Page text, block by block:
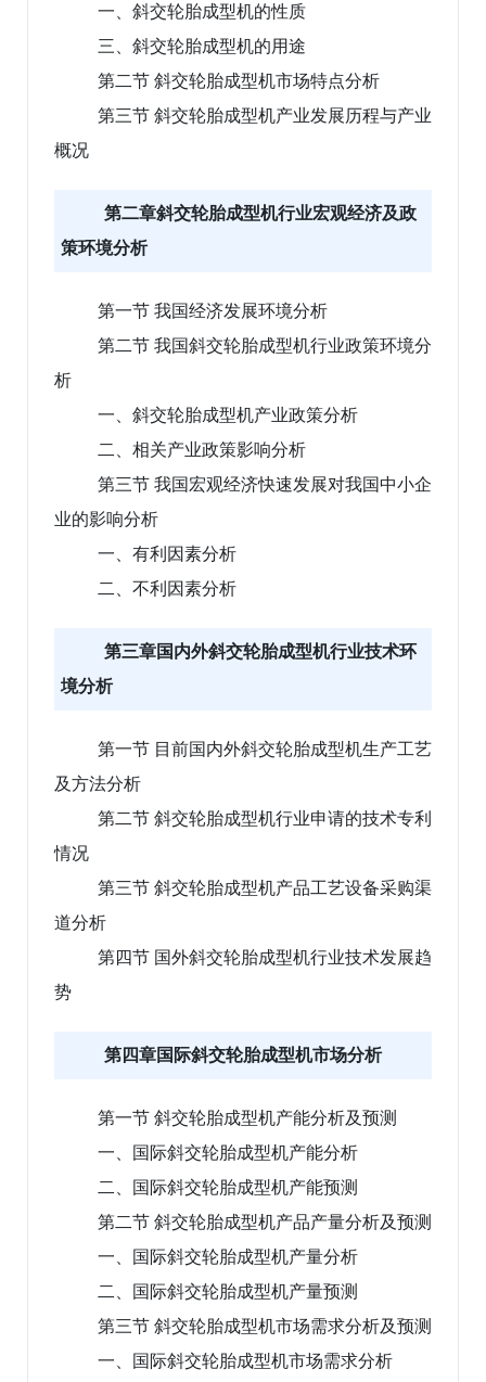
一、斜交轮胎成型机的性质
三、斜交轮胎成型机的用途
第二节 斜交轮胎成型机市场特点分析
第三节 斜交轮胎成型机产业发展历程与产业
概况
第二章斜交轮胎成型机行业宏观经济及政
策环境分析
第一节 我国经济发展环境分析
第二节 我国斜交轮胎成型机行业政策环境分
析
一、斜交轮胎成型机产业政策分析
二、相关产业政策影响分析
第三节 我国宏观经济快速发展对我国中小企
业的影响分析
一、有利因素分析
二、不利因素分析
第三章国内外斜交轮胎成型机行业技术环
境分析
第一节 目前国内外斜交轮胎成型机生产工艺
及方法分析
第二节 斜交轮胎成型机行业申请的技术专利
情况
第三节 斜交轮胎成型机产品工艺设备采购渠
道分析
第四节 国外斜交轮胎成型机行业技术发展趋
势
第四章国际斜交轮胎成型机市场分析
第一节 斜交轮胎成型机产能分析及预测
一、国际斜交轮胎成型机产能分析
二、国际斜交轮胎成型机产能预测
第二节 斜交轮胎成型机产品产量分析及预测
一、国际斜交轮胎成型机产量分析
二、国际斜交轮胎成型机产量预测
第三节 斜交轮胎成型机市场需求分析及预测
一、国际斜交轮胎成型机市场需求分析